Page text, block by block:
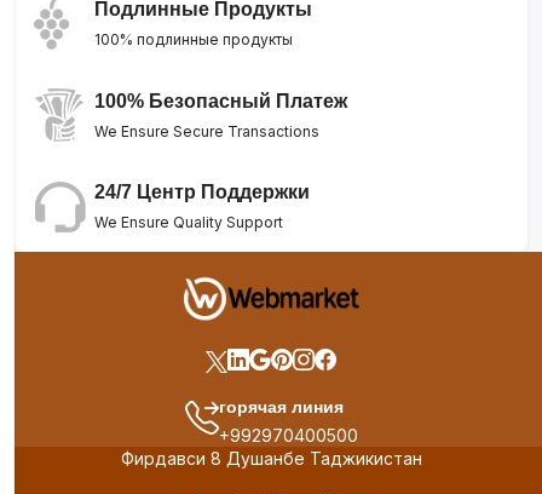
Подлинные Продукты
100% подлинные продукты
100% Безопасный Платеж
We Ensure Secure Transactions
24/7 Центр Поддержки
We Ensure Quality Support
горячая линия
+992970400500
Фирдавси 8 Душанбе Таджикистан